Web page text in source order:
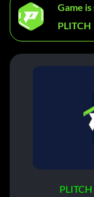
Game
PLITCH